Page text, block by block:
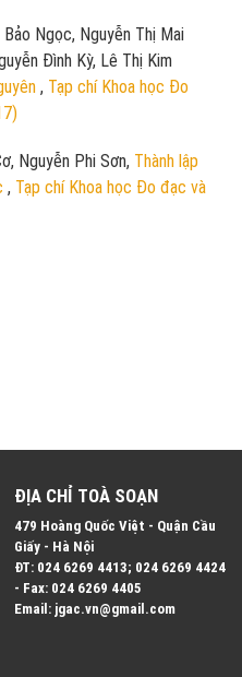
Ngọc, Nguyễn Thị Mai
Đình Kỳ, Lê Thị Kim
, Tạp chí Khoa học Đo
Nguyễn Phi Sơn, Thành lập
, Tạp chí Khoa học Đo đạc và
ĐỊA CHỈ TOÀ SOẠN
479 Hoàng Quốc Việt - Quận Cầu
Giấy - Hà Nội
ĐT: 024 6269 4413; 024 6269 4424
- Fax: 024 6269 4405
Email: jgac.vn@gmail.com